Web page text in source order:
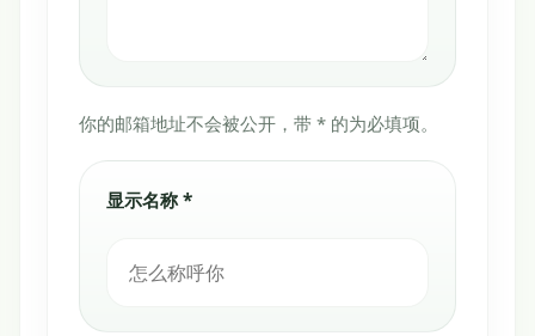
你的邮箱地址不会被公开，带 * 的为必填项。
显示名称 *